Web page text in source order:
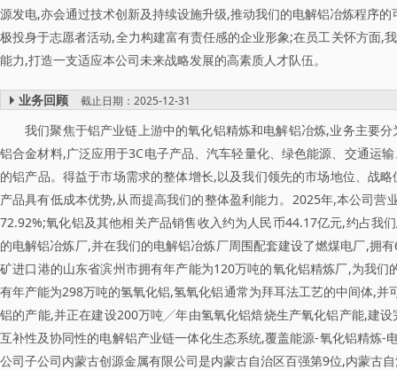
源发电,亦会通过技术创新及持续设施升级,推动我们的电解铝冶炼程序
极投身于志愿者活动,全力构建富有责任感的企业形象;在员工关怀方面,
能力,打造一支适应本公司未来战略发展的高素质人才队伍。
业务回顾 截止日期：2025-12-31
我们聚焦于铝产业链上游中的氧化铝精炼和电解铝冶炼,业务主要
铝合金材料,广泛应用于3C电子产品、汽车轻量化、绿色能源、交通运
的铝产品。得益于市场需求的整体增长,以及我们领先的市场地位、战
产品具有低成本优势,从而提高我们的整体盈利能力。2025年,本公司
72.92%;氧化铝及其他相关产品销售收入约为人民币44.17亿元,约占我
的电解铝冶炼厂,并在我们的电解铝冶炼厂周围配套建设了燃煤电厂,拥
矿进口港的山东省滨州市拥有年产能为120万吨的氧化铝精炼厂,为我
有年产能为298万吨的氢氧化铝,氢氧化铝通常为拜耳法工艺的中间体,
铝的产能,并正在建设200万吨╱年由氢氧化铝焙烧生产氧化铝产能,建
互补性及协同性的电解铝产业链一体化生态系统,覆盖能源-氧化铝精炼
公司子公司内蒙古创源金属有限公司是内蒙古自治区百强第9位,内蒙古